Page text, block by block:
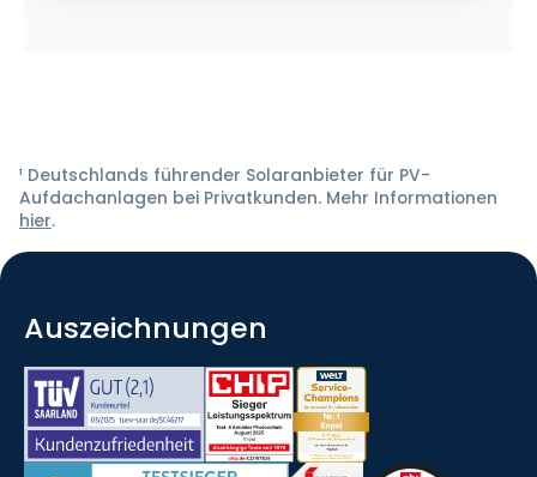
¹ Deutschlands führender Solaranbieter für PV-
Aufdachanlagen bei Privatkunden. Mehr Informationen
hier.
Auszeichnungen